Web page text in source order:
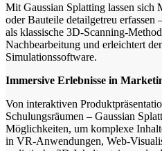
Mit Gaussian Splatting lassen sich
oder Bauteile detailgetreu erfassen
als klassische 3D-Scanning-
Nachbearbeitung und erleichtert
Simulationssoftware.
Immersive Erlebnisse in
Von interaktiven
Schulungsräumen – Gaussian
Möglichkeiten, um komplexe
in VR-Anwendungen, Web-